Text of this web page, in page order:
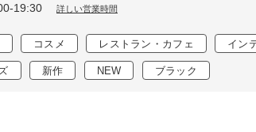
19:30 詳しい営業時間
コスメ レストラン・カフェ イン
新作 NEW ブラック